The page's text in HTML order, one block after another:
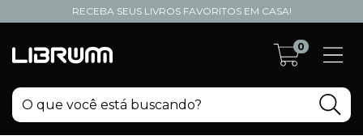
RECEBA SEUS LIVROS FAVORITOS EM CASA!
0